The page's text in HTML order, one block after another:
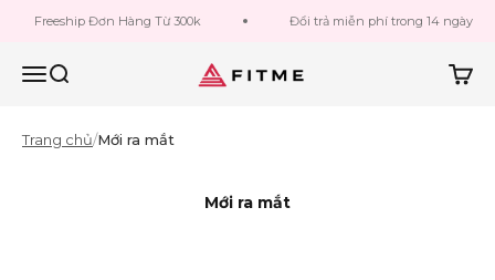
Đơn Hàng Từ 300k Đổi trả miễn phí trong 14 ngày
MenuTìm kiếm Fitme Sportswear Giỏ
Trang chủ/Mới ra mắt